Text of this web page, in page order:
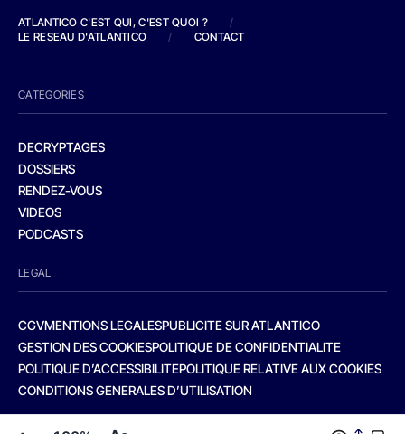
ATLANTICO C'EST QUI, C'EST QUOI ?
/
LE RESEAU D'ATLANTICO
/ CONTACT
CATEGORIES
DECRYPTAGES
DOSSIERS
RENDEZ-VOUS
VIDEOS
PODCASTS
LEGAL
CGVMENTIONS LEGALESPUBLICITE SUR ATLANTICO
GESTION DES COOKIESPOLITIQUE DE CONFIDENTIALITE
POLITIQUE D’ACCESSIBILITEPOLITIQUE RELATIVE AUX COOKIES
CONDITIONS GENERALES D’UTILISATION